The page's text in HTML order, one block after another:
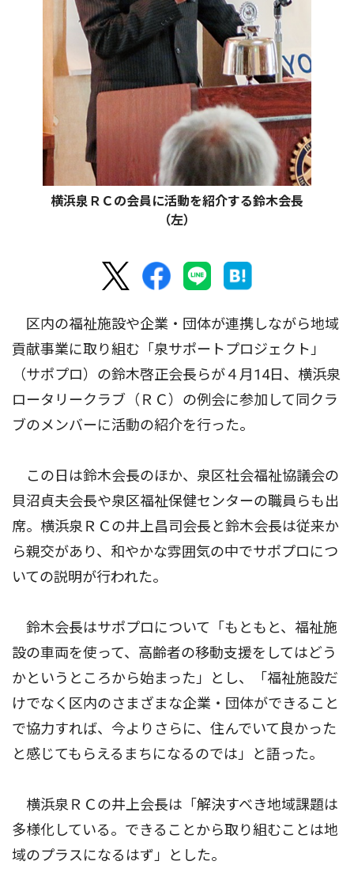
横浜泉ＲＣの会員に活動を紹介する鈴木会長
（左）
区内の福祉施設や企業・団体が連携しながら地域
貢献事業に取り組む「泉サポートプロジェクト」
（サポプロ）の鈴木啓正会長らが４月14日、横浜泉
ロータリークラブ（ＲＣ）の例会に参加して同クラ
ブのメンバーに活動の紹介を行った。
この日は鈴木会長のほか、泉区社会福祉協議会の
貝沼貞夫会長や泉区福祉保健センターの職員らも出
席。横浜泉ＲＣの井上昌司会長と鈴木会長は従来か
ら親交があり、和やかな雰囲気の中でサポプロにつ
いての説明が行われた。
鈴木会長はサポプロについて「もともと、福祉施
設の車両を使って、高齢者の移動支援をしてはどう
かというところから始まった」とし、「福祉施設だ
けでなく区内のさまざまな企業・団体ができること
で協力すれば、今よりさらに、住んでいて良かった
と感じてもらえるまちになるのでは」と語った。
横浜泉ＲＣの井上会長は「解決すべき地域課題は
多様化している。できることから取り組むことは地
域のプラスになるはず」とした。